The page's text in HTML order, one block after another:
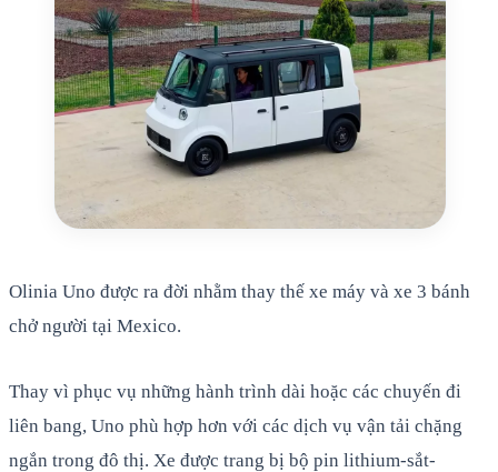
Olinia Uno được ra đời nhằm thay thế xe máy và xe 3 bánh
chở người tại Mexico.
Thay vì phục vụ những hành trình dài hoặc các chuyến đi
liên bang, Uno phù hợp hơn với các dịch vụ vận tải chặng
ngắn trong đô thị. Xe được trang bị bộ pin lithium-sắt-